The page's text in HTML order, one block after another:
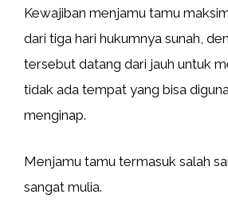
Kewajiban menjamu tamu
dari tiga hari hukumnya sunah,
tersebut datang dari jauh untuk
tidak ada tempat yang bisa
menginap.
Menjamu tamu termasuk salah
sangat mulia.